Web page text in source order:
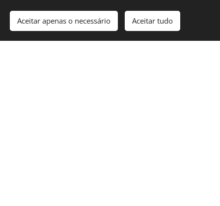
Marquês de Queensberry, 2º Juiz, Frank Lockwood
Lord Alfred Douglas
Renato Godinho
Edward CarsonSantos Manuel
Aceitar apenas o necessário Aceitar tudo